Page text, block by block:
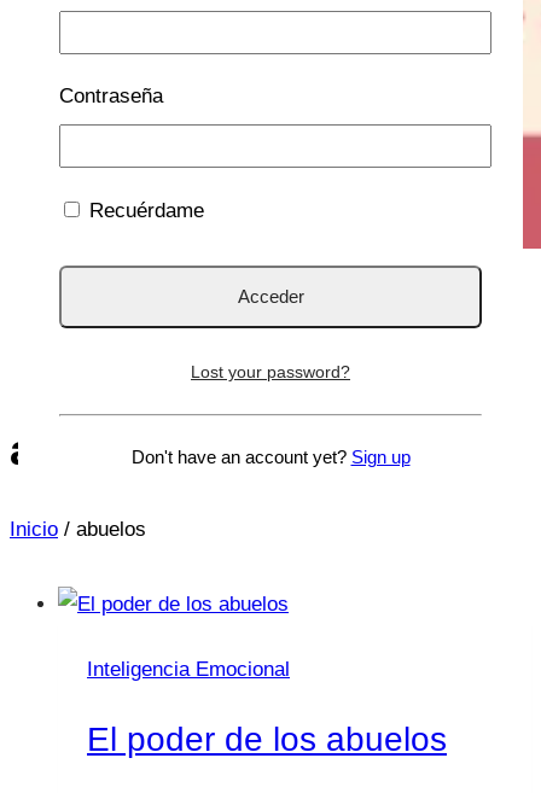
abuelos
Inicio / abuelos
Inteligencia Emocional
El poder de los abuelos
Contraseña
Recuérdame
Lost your password?
Don't have an account yet? Sign up